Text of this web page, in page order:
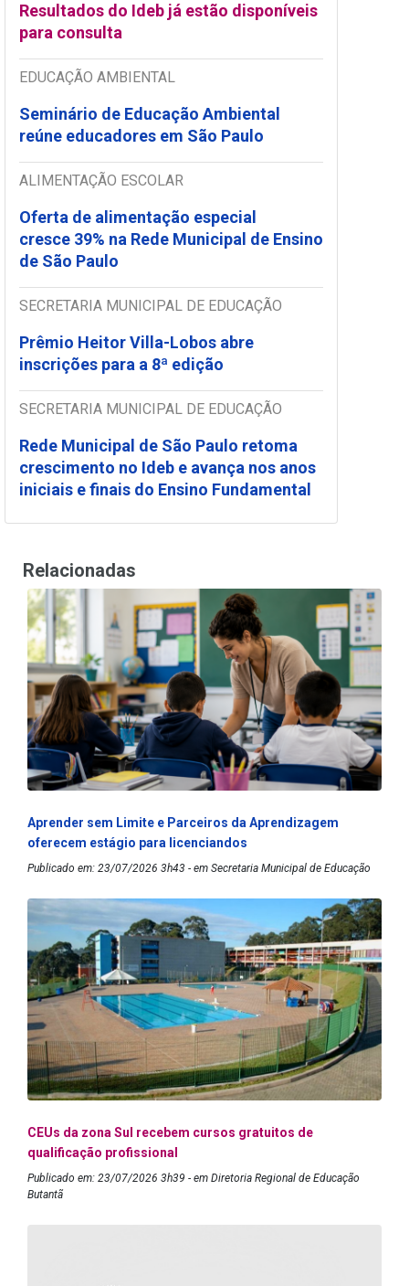
Resultados do Ideb já estão disponíveis
para consulta
EDUCAÇÃO AMBIENTAL
Seminário de Educação Ambiental
reúne educadores em São Paulo
ALIMENTAÇÃO ESCOLAR
Oferta de alimentação especial
cresce 39% na Rede Municipal de Ensino
de São Paulo
SECRETARIA MUNICIPAL DE EDUCAÇÃO
Prêmio Heitor Villa-Lobos abre
inscrições para a 8ª edição
SECRETARIA MUNICIPAL DE EDUCAÇÃO
Rede Municipal de São Paulo retoma
crescimento no Ideb e avança nos anos
iniciais e finais do Ensino Fundamental
Relacionadas
Aprender sem Limite e Parceiros da Aprendizagem
oferecem estágio para licenciandos
Publicado em: 23/07/2026 3h43 - em Secretaria Municipal de Educação
CEUs da zona Sul recebem cursos gratuitos de
qualificação profissional
Publicado em: 23/07/2026 3h39 - em Diretoria Regional de Educação
Butantã